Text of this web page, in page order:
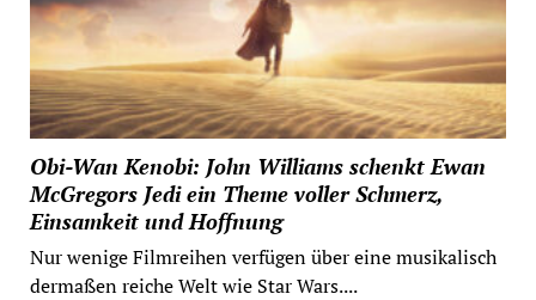
Obi-Wan Kenobi: John Williams schenkt Ewan
McGregors Jedi ein Theme voller Schmerz,
Einsamkeit und Hoffnung
Nur wenige Filmreihen verfügen über eine musikalisch
dermaßen reiche Welt wie Star Wars....